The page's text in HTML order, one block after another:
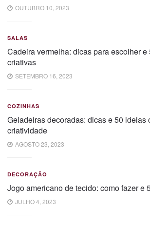
OUTUBRO 10, 2023
SALAS
Cadeira vermelha: dicas para escolher e
criativas
SETEMBRO 16, 2023
COZINHAS
Geladeiras decoradas: dicas e 50 ideias
criatividade
AGOSTO 23, 2023
DECORAÇÃO
Jogo americano de tecido: como fazer e
JULHO 4, 2023